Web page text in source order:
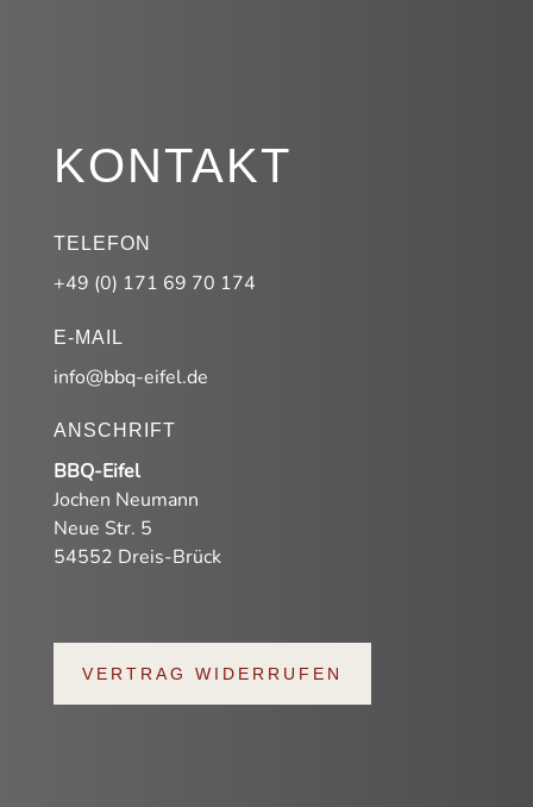
KONTAKT
TELEFON
+49 (0) 171 69 70 174
E-MAIL
info@bbq-eifel.de
ANSCHRIFT
BBQ-Eifel
Jochen Neumann
Neue Str. 5
54552 Dreis-Brück
VERTRAG WIDERRUFEN